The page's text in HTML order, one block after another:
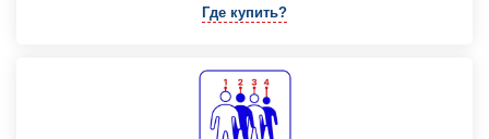
Где купить?